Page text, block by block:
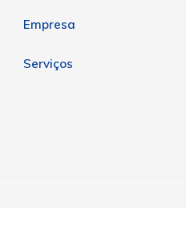
Empresa
Serviços